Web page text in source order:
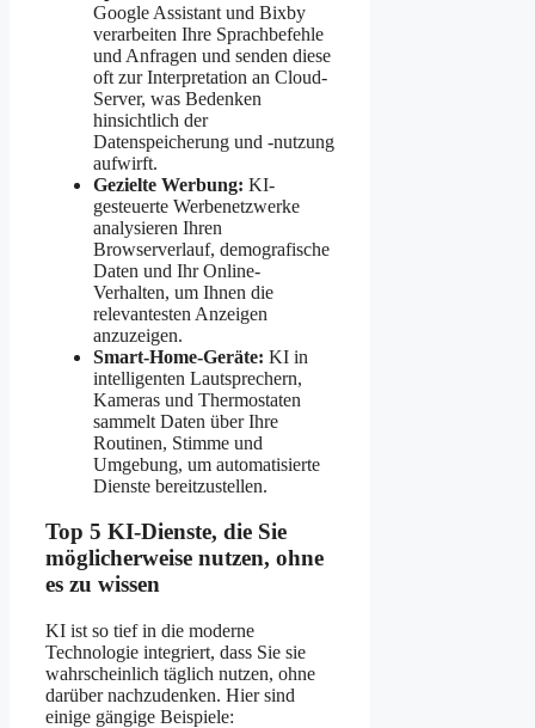
Google Assistant und Bixby
verarbeiten Ihre Sprachbefehle
und Anfragen und senden diese
oft zur Interpretation an Cloud-
Server, was Bedenken
hinsichtlich der
Datenspeicherung und -nutzung
aufwirft.
Gezielte Werbung: KI-
gesteuerte Werbenetzwerke
analysieren Ihren
Browserverlauf, demografische
Daten und Ihr Online-
Verhalten, um Ihnen die
relevantesten Anzeigen
anzuzeigen.
Smart-Home-Geräte: KI in
intelligenten Lautsprechern,
Kameras und Thermostaten
sammelt Daten über Ihre
Routinen, Stimme und
Umgebung, um automatisierte
Dienste bereitzustellen.
Top 5 KI-Dienste, die Sie
möglicherweise nutzen, ohne
es zu wissen
KI ist so tief in die moderne
Technologie integriert, dass Sie sie
wahrscheinlich täglich nutzen, ohne
darüber nachzudenken. Hier sind
einige gängige Beispiele: